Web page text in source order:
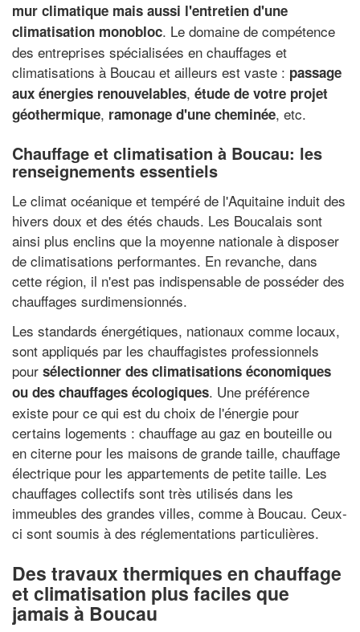
mur climatique mais aussi l'entretien d'une
climatisation monobloc. Le domaine de compétence
des entreprises spécialisées en chauffages et
climatisations à Boucau et ailleurs est vaste : passage
aux énergies renouvelables, étude de votre projet
géothermique, ramonage d'une cheminée, etc.
Chauffage et climatisation à Boucau: les
renseignements essentiels
Le climat océanique et tempéré de l'Aquitaine induit des
hivers doux et des étés chauds. Les Boucalais sont
ainsi plus enclins que la moyenne nationale à disposer
de climatisations performantes. En revanche, dans
cette région, il n'est pas indispensable de posséder des
chauffages surdimensionnés.
Les standards énergétiques, nationaux comme locaux,
sont appliqués par les chauffagistes professionnels
pour sélectionner des climatisations économiques
ou des chauffages écologiques. Une préférence
existe pour ce qui est du choix de l'énergie pour
certains logements : chauffage au gaz en bouteille ou
en citerne pour les maisons de grande taille, chauffage
électrique pour les appartements de petite taille. Les
chauffages collectifs sont très utilisés dans les
immeubles des grandes villes, comme à Boucau. Ceux-
ci sont soumis à des réglementations particulières.
Des travaux thermiques en chauffage
et climatisation plus faciles que
jamais à Boucau